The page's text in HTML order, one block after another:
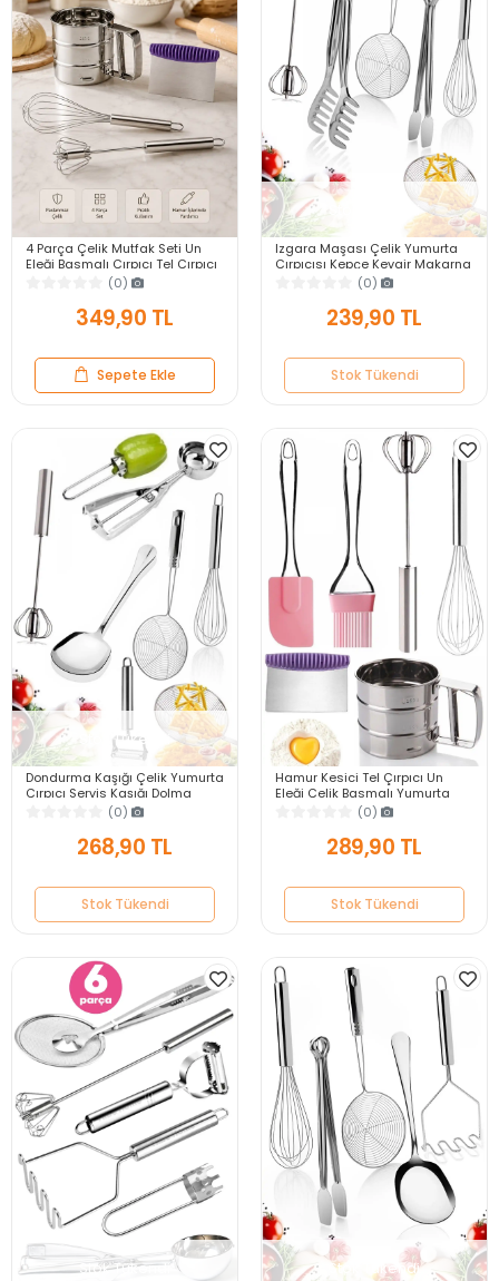
4 Parça Çelik Mutfak Seti Un
Eleği Basmalı Çırpıcı Tel Çırpıcı
Hamur Kesme Spatulası
(0)
349,90 TL
Sepete Ekle
Izgara Maşası Çelik Yumurta
Çırpıcısı Kepçe Kevgir Makarna
Salata Maşası Karıştırıcı Tel
(0)
239,90 TL
Stok Tükendi
Stok Tükendi
Dondurma Kaşığı Çelik Yumurta
Çırpıcı Servis Kaşığı Dolma
Biber Oyucu Kevgir Kepçe
Patates Soyucu
(0)
268,90 TL
Stok Tükendi
Hamur Kesici Tel Çırpıcı Un
Eleği Çelik Basmalı Yumurta
Çırpıcı Silikon Yağ Fırçası
Silikon Spatula
(0)
289,90 TL
Stok Tükendi
Stok Tükendi Stok Tükendi